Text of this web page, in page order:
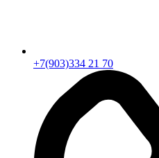
+7(903)334 21 70